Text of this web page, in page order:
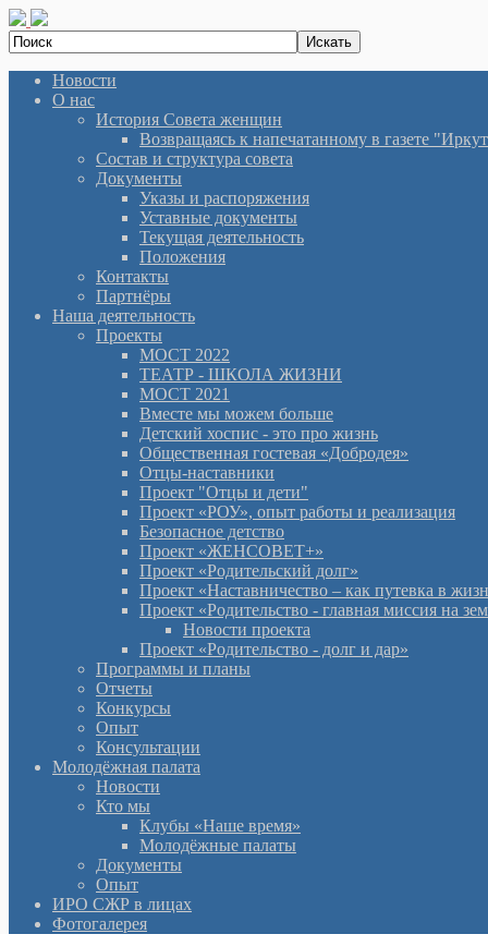
Новости
О нас
История Cовета женщин
Возвращаясь к напечатанному в газете
Состав и структура совета
Документы
Указы и распоряжения
Уставные документы
Текущая деятельность
Положения
Контакты
Партнёры
Наша деятельность
Проекты
МОСТ 2022
ТЕАТР - ШКОЛА ЖИЗНИ
МОСТ 2021
Вместе мы можем больше
Детский хоспис - это про жизнь
Общественная гостевая «Добродея»
Отцы-наставники
Проект "Отцы и дети"
Проект «РОУ», опыт работы и реализация
Безопасное детство
Проект «ЖЕНСОВЕТ+»
Проект «Родительский долг»
Проект «Наставничество – как путевка в
Проект «Родительство - главная миссия на
Новости проекта
Проект «Родительство - долг и дар»
Программы и планы
Отчеты
Конкурсы
Опыт
Консультации
Молодёжная палата
Новости
Кто мы
Клубы «Наше время»
Молодёжные палаты
Документы
Опыт
ИРО СЖР в лицах
Фотогалерея